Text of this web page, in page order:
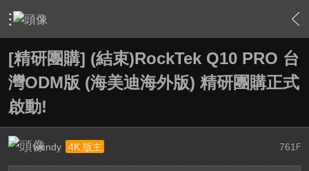
› 敗家特區 For Sale or Trade › 一起團購區 Group Buy › 內
[精研團購] (結束)RockTek Q10 PRO 台
灣ODM版 (海美迪海外版) 精研團購正式
啟動!
761 F
wendy 4K 版主